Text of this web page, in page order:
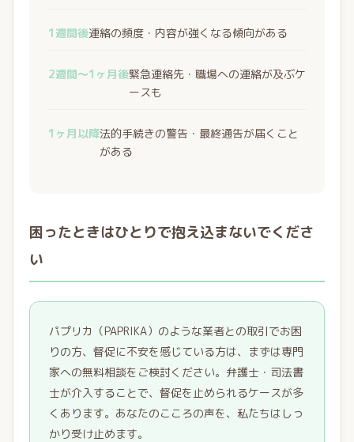
1週間後連絡の頻度・内容が強くなる傾向がある
2週間〜1ヶ月後緊急連絡先・職場への連絡が及ぶケ
ースも
1ヶ月以降法的手続きの警告・最終通告が届くこと
がある
困ったときはひとりで抱え込まないでくださ
い
パプリカ（PAPRIKA）のような業者との取引でお困
りの方、督促に不安を感じている方は、まずは専門
家への無料相談をご検討ください。弁護士・司法書
士が介入することで、督促を止められるケースが多
くあります。あなたのこころの声を、私たちはしっ
かり受け止めます。